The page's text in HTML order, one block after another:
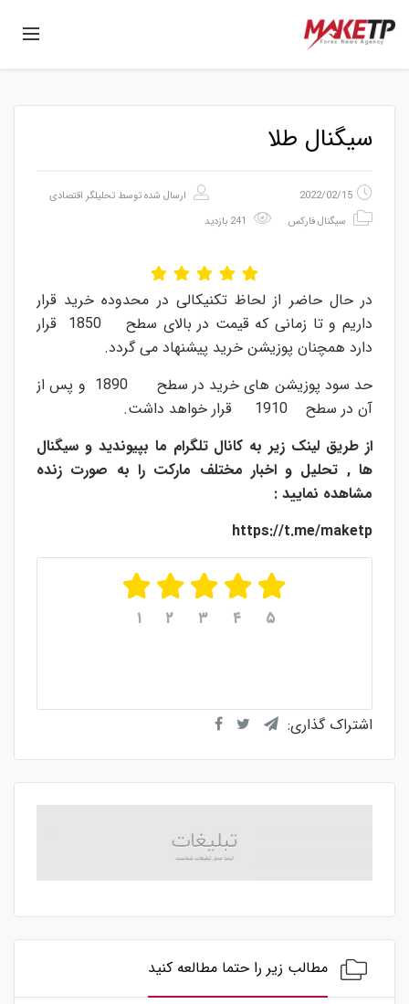
سیگنال طلا
2022/02/15 ارسال شده توسط تحلیلگر اقتصادی
سیگنال فارکس
در حال حاضر از لحاظ تکنیکالی در محدوده خرید قرار
داریم و تا زمانی که قیمت در بالای سطح 1850 قرار
دارد همچنان پوزیشن خرید پیشنهاد می گردد.
حد سود پوزیشن های خرید در سطح 1890 و پس از
آن در سطح 1910 قرار خواهد داشت.
از طریق لینک زیر به کانال تلگرام ما بپیوندید و سیگنال
ها , تحلیل و اخبار مختلف مارکت را به صورت زنده
مشاهده نمایید :
https://t.me/maketp
۱ ۲ ۳ ۴ ۵
اشتراک گذاری:
مطالب زیر را حتما مطالعه کنید